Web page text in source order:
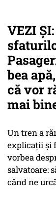
VEZI
bea
că vor
mai
Un tren a
explicații și
vorbea
salvatoare:
când ne